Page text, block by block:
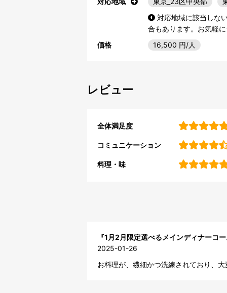
対応地域に該当しな
合もあります。お気軽
価格
16,500 円/人
レビュー
全体満足度
コミュニケーション
料理・味
『1月2月限定選べるメインディナーコ
2025-01-26
お料理が、繊細かつ洗練されており、